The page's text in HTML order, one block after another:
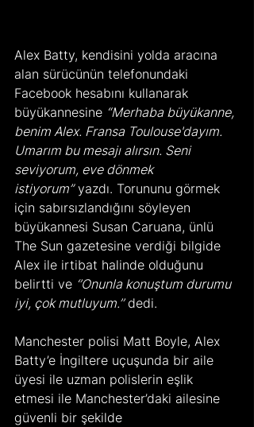
Alex Batty, kendisini yolda aracına
alan sürücünün telefonundaki
Facebook hesabını kullanarak
büyükannesine “Merhaba büyükanne,
benim Alex. Fransa Toulouse'dayım.
Umarım bu mesajı alırsın. Seni
seviyorum, eve dönmek
istiyorum” yazdı. Torununu görmek
için sabırsızlandığını söyleyen
büyükannesi Susan Caruana, ünlü
The Sun gazetesine verdiği bilgide
Alex ile irtibat halinde olduğunu
belirtti ve ‘’Onunla konuştum durumu
iyi, çok mutluyum.’’ dedi.
Manchester polisi Matt Boyle, Alex
Batty’e İngiltere uçuşunda bir aile
üyesi ile uzman polislerin eşlik
etmesi ile Manchester’daki ailesine
güvenli bir şekilde